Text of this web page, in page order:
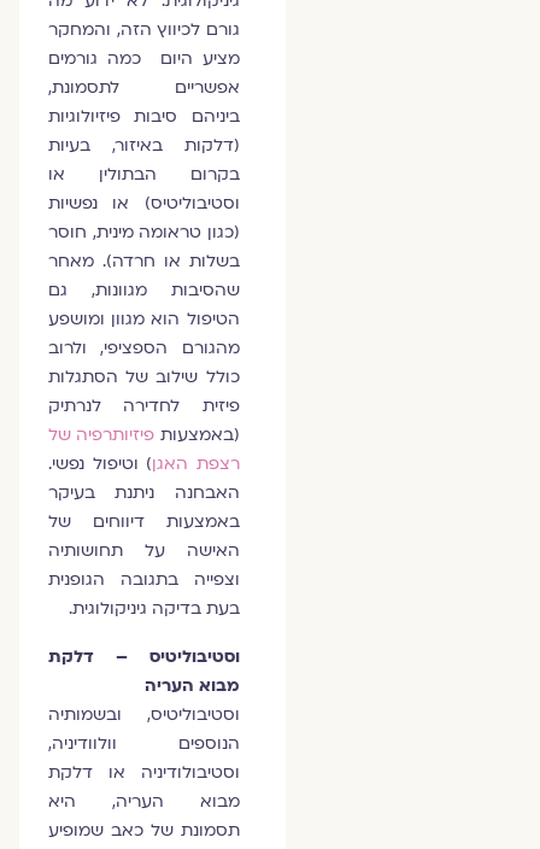
גורם לכיווץ הזה, והמחקר
מציע היום כמה גורמים
אפשריים לתסמונת,
ביניהם סיבות פיזיולוגיות
(דלקות באיזור, בעיות
בקרום הבתולין או
וסטיבוליטיס) או נפשיות
(כגון טראומה מינית, חוסר
בשלות או חרדה). מאחר
שהסיבות מגוונות, גם
הטיפול הוא מגוון ומושפע
מהגורם הספציפי, ולרוב
כולל שילוב של הסתגלות
פיזית לחדירה לנרתיק
(באמצעותפיזיותרפיה של
רצפת האגן) וטיפול נפשי.
האבחנה ניתנת בעיקר
באמצעות דיווחים של
האישה על תחושותיה
וצפייה בתגובה הגופנית
בעת בדיקה גיניקולוגית.
וסטיבוליטיס
– דלקת
מבוא העריה
וסטיבוליטיס, ובשמותיה
הנוספים וולוודיניה,
וסטיבולודיניה או דלקת
מבוא העריה, היא
תסמונת של כאב שמופיע